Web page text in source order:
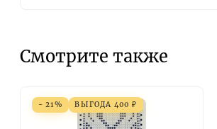
Смотрите также
- 21% ВЫГОДА 400 ₽